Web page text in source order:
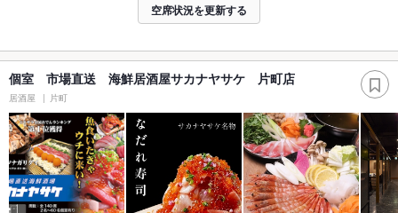
空席状況を更新する
個室 市場直送 海鮮居酒屋サカナヤサケ 片町店
居酒屋 片町